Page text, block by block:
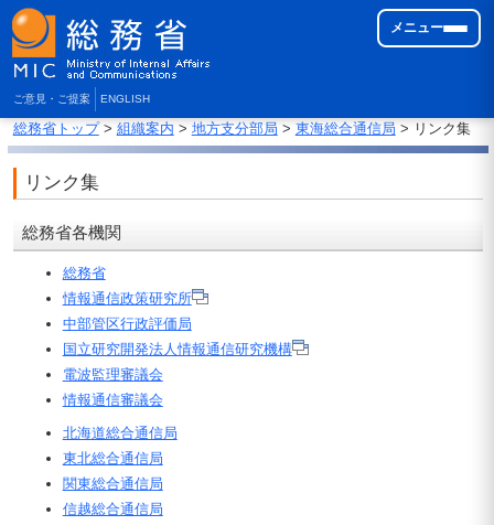
ご意見・ご提案 ENGLISH
メニュー
総務省トップ> 組織案内 > 地方支分部局 > 東海総合通信局 > リンク集
リンク集
総務省各機関
総務省
情報通信政策研究所
中部管区行政評価局
国立研究開発法人情報通信研究機構
電波監理審議会
情報通信審議会
北海道総合通信局
東北総合通信局
関東総合通信局
信越総合通信局